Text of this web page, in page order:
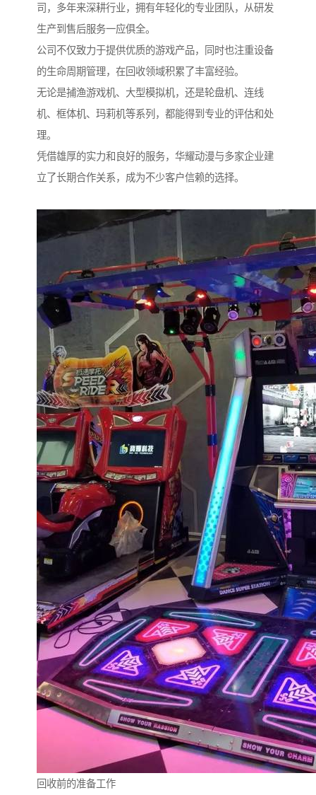
司，多年来深耕行业，拥有年轻化的专业团队，从研发
生产到售后服务一应俱全。
公司不仅致力于提供优质的游戏产品，同时也注重设备
的生命周期管理，在回收领域积累了丰富经验。
无论是捕渔游戏机、大型模拟机，还是轮盘机、连线
机、框体机、玛莉机等系列，都能得到专业的评估和处
理。
凭借雄厚的实力和良好的服务，华耀动漫与多家企业建
立了长期合作关系，成为不少客户信赖的选择。
回收前的准备工作